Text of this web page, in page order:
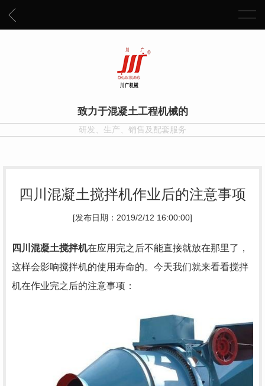
致力于混凝土工程机械的
研发、生产、销售及配套服务
四川混凝土搅拌机作业后的注意事项
[发布日期：2019/2/12 16:00:00]
四川混凝土搅拌机在应用完之后不能直接就放在那里了，
这样会影响搅拌机的使用寿命的。今天我们就来看看搅拌
机在作业完之后的注意事项：